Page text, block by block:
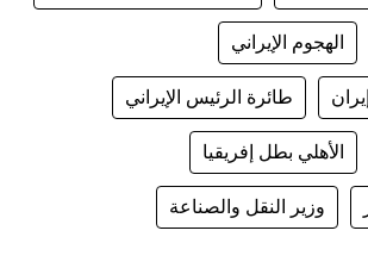
الهجوم الإيراني
طائرة الرئيس الإيراني
الأهلي بطل إفريقيا
وزير النقل والصناعة